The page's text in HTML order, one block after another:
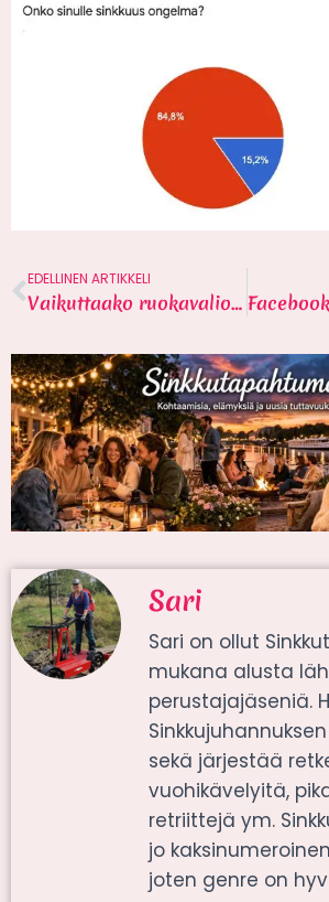
EDELLINEN ARTIKKELI
Vaikuttaako ruokavalio deittimenestykseen?
Sari
Sari on ollut
mukana alusta
perustajajäseniä.
sekä järjestää
vuohikävelyitä,
retriittejä ym.
jo
joten genre on